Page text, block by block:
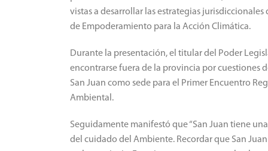
vistas a desarrollar las estrategias
de Empoderamiento para la Acción Climática.
Durante la presentación, el titular del Poder
encontrarse fuera de la provincia por cuestiones
San Juan como sede para el Primer Encuentro
Ambiental.
Seguidamente manifestó que “San Juan tiene
del cuidado del Ambiente. Recordar que San